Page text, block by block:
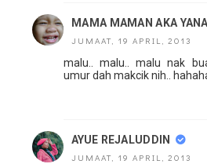
MAMA MAMAN AKA YANA
JUMAAT, 19 APRIL, 2013
malu.. malu.. malu nak
umur dah makcik nih..
AYUE REJALUDDIN
JUMAAT, 19 APRIL, 2013